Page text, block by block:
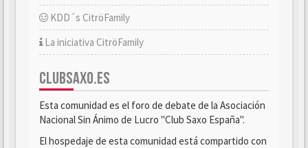
KDD´s CitröFamily
La iniciativa CitröFamily
CLUBSAXO.ES
Esta comunidad es el foro de debate de la Asociación
Nacional Sin Ánimo de Lucro "Club Saxo España".
El hospedaje de esta comunidad está compartido con